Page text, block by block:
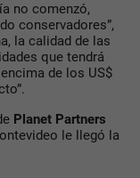
no comenzó,
conservadores”,
la calidad de las
que tendrá
de los US$
Planet Partners
le llegó la